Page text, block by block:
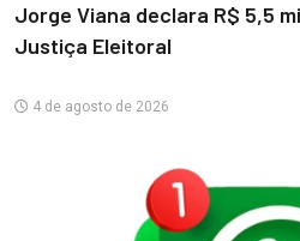
Jorge Viana declara R$ 5,5
Justiça Eleitoral
4 de agosto de 2026